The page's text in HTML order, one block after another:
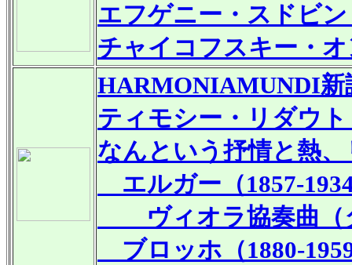
エフゲニー・スドビ
チャイコフスキー・
HARMONIAMUNDI新
ティモシー・リダウ
なんという抒情と熱
エルガー（1857-
ヴィオラ協奏曲（
ブロッホ（1880-